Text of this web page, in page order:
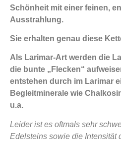
Schönheit mit einer feinen,
Ausstrahlung.
Sie erhalten genau diese
Als Larimar-Art werden die
die bunte „Flecken“
entstehen durch im Larimar
Begleitminerale wie
u.a.
Leider ist es oftmals sehr
Edelsteins sowie die Intensität